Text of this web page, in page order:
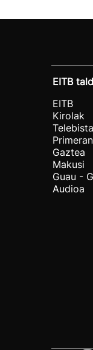
EITB
EITB
Kirolak
Primeran
Gaztea
Makusi
Guau -
Audioa